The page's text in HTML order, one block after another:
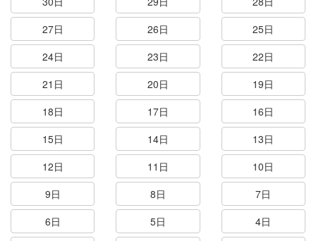
27日
26日
25日
24日
23日
22日
21日
20日
19日
18日
17日
16日
15日
14日
13日
12日
11日
10日
9日
8日
7日
6日
5日
4日